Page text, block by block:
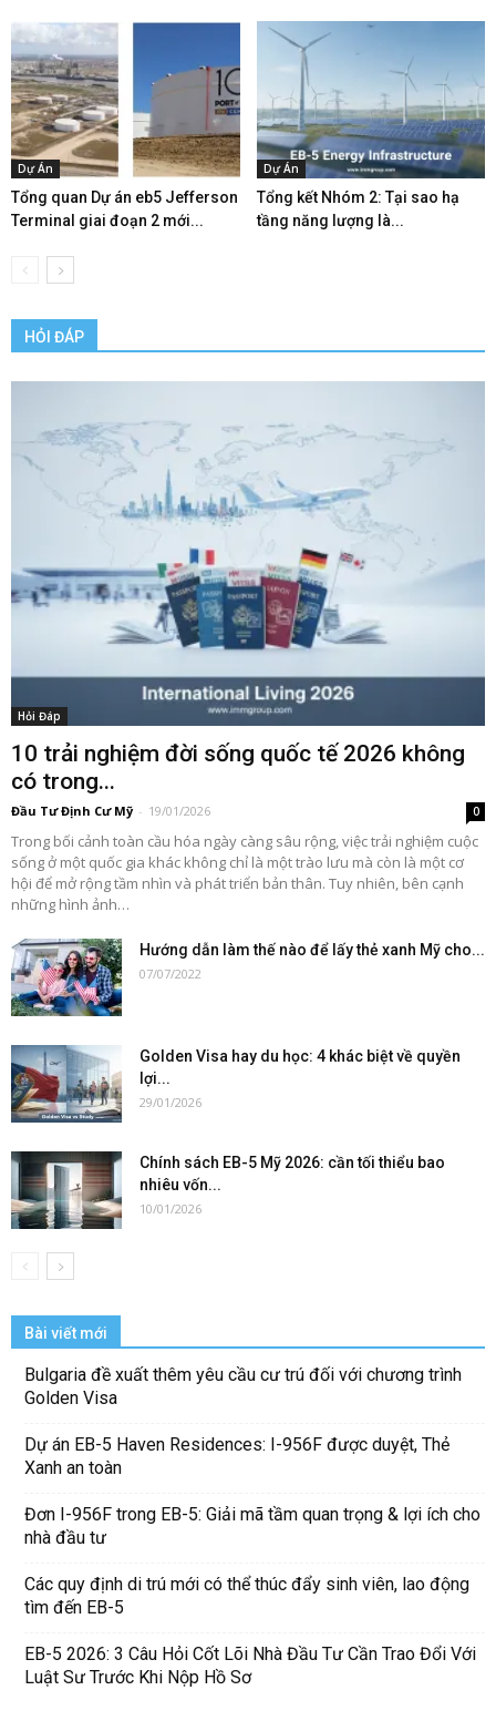
Dự Án
Tổng quan Dự án eb5 Jefferson
Terminal giai đoạn 2 mới...
Dự Án
Tổng kết Nhóm 2: Tại sao hạ
tầng năng lượng là...
HỎI ĐÁP
Hỏi Đáp
10 trải nghiệm đời sống quốc tế 2026 không
có trong...
Đầu Tư Định Cư Mỹ - 19/01/2026 0
Trong bối cảnh toàn cầu hóa ngày càng sâu rộng, việc trải nghiệm cuộc
sống ở một quốc gia khác không chỉ là một trào lưu mà còn là một cơ
hội để mở rộng tầm nhìn và phát triển bản thân. Tuy nhiên, bên cạnh
những hình ảnh…
Hướng dẫn làm thế nào để lấy thẻ xanh Mỹ cho...
07/07/2022
Golden Visa hay du học: 4 khác biệt về quyền
lợi...
29/01/2026
Chính sách EB-5 Mỹ 2026: cần tối thiểu bao
nhiêu vốn...
10/01/2026
Bài viết mới
Bulgaria đề xuất thêm yêu cầu cư trú đối với chương trình
Golden Visa
Dự án EB-5 Haven Residences: I-956F được duyệt, Thẻ
Xanh an toàn
Đơn I-956F trong EB-5: Giải mã tầm quan trọng & lợi ích cho
nhà đầu tư
Các quy định di trú mới có thể thúc đẩy sinh viên, lao động
tìm đến EB-5
EB-5 2026: 3 Câu Hỏi Cốt Lõi Nhà Đầu Tư Cần Trao Đổi Với
Luật Sư Trước Khi Nộp Hồ Sơ